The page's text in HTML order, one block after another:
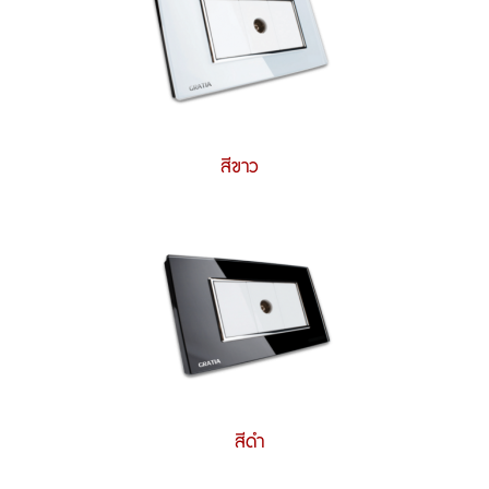
สีขาว
สีดำ